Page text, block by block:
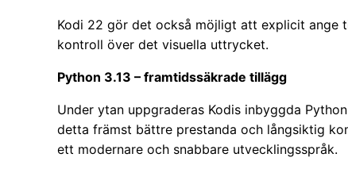
Kodi 22 gör det också möjligt att explicit ange
kontroll över det visuella uttrycket.
Python 3.13 – framtidssäkrade tillägg
Under ytan uppgraderas Kodis inbyggda
detta främst bättre prestanda och långsiktig
ett modernare och snabbare utvecklingsspråk.